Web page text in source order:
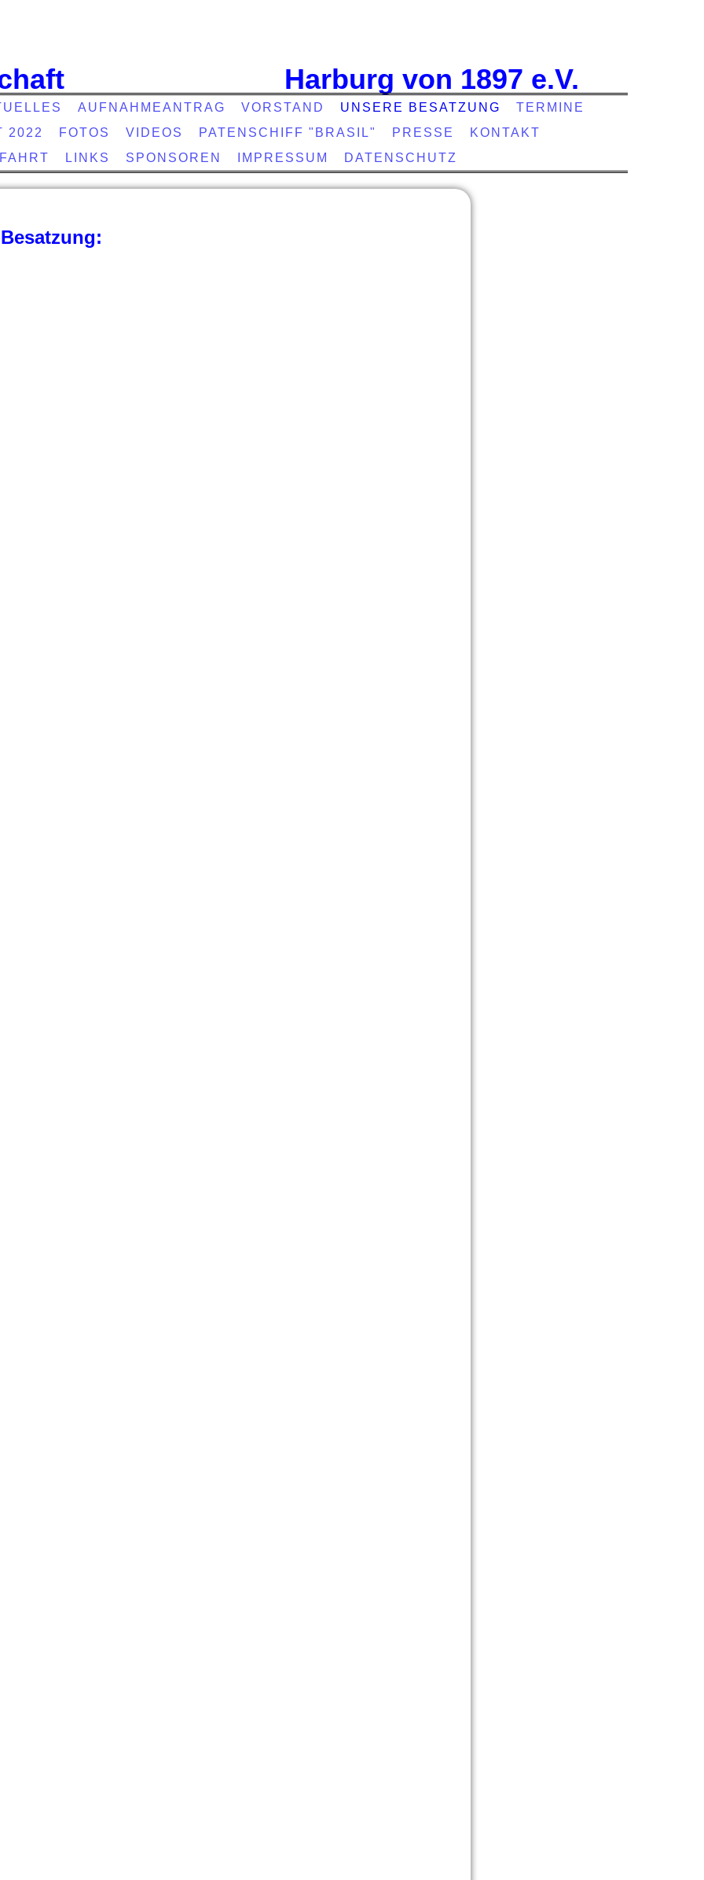
Harburg von 1897 e.V.
AUFNAHMEANTRAG VORSTAND UNSERE BESATZUNG
TERMINE
2022
FOTOS VIDEOS PATENSCHIFF "BRASIL" PRESSE
KONTAKT
LINKS SPONSOREN IMPRESSUM DATENSCHUTZ